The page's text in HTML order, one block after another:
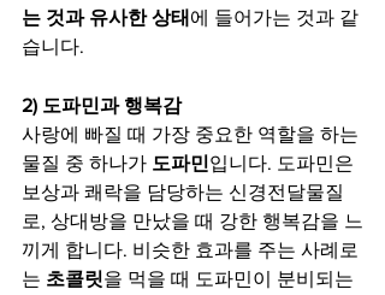
는 것과 유사한 상태 에 들어가는 것과 같
습니다.
2) 도파민과 행복감
사랑에 빠질 때 가장 중요한 역할을 하는
물질 중 하나가 도파민입니다. 도파민은
보상과 쾌락을 담당하는 신경전달물질
로, 상대방을 만났을 때 강한 행복감을 느
끼게 합니다. 비슷한 효과를 주는 사례로
는 초콜릿을 먹을 때 도파민이 분비되는